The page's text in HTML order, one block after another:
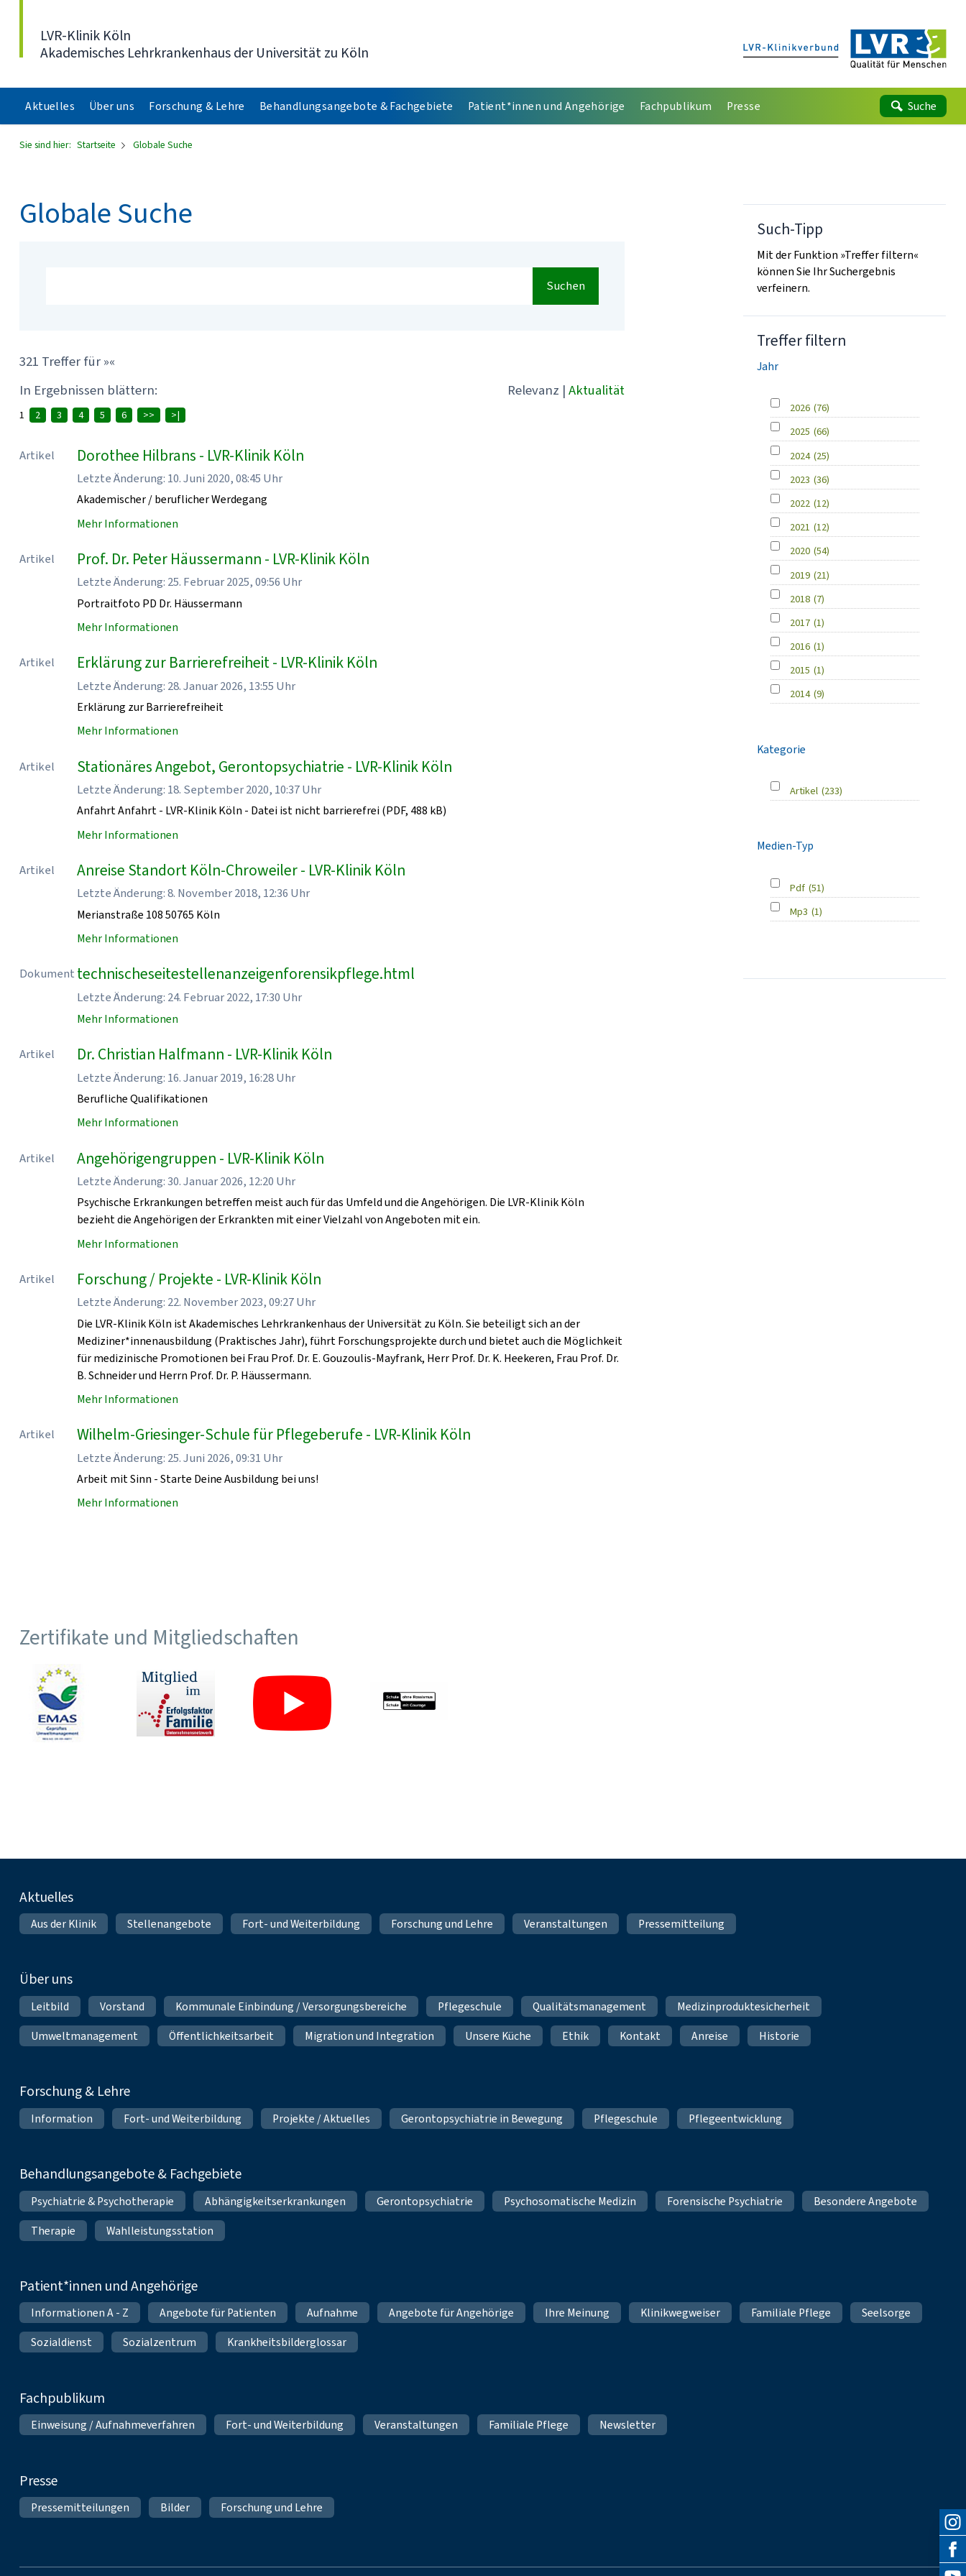
LVR-Klinik Köln
Akademisches Lehrkrankenhaus der Universität zu Köln
Aktuelles Über uns Forschung & Lehre Behandlungsangebote & Fachgebiete Patient*innen und Angehörige Fachpublikum Presse Suche
Sie sind hier: Startseite Globale Suche
Globale Suche
Suchen
321 Treffer für »«
In Ergebnissen blättern:
Relevanz | Aktualität
1 2 3 4 5 6 >> >|
Artikel Dorothee Hilbrans - LVR-Klinik Köln
Letzte Änderung: 10. Juni 2020, 08:45 Uhr
Akademischer / beruflicher Werdegang
Mehr Informationen
Artikel Prof. Dr. Peter Häussermann - LVR-Klinik Köln
Letzte Änderung: 25. Februar 2025, 09:56 Uhr
Portraitfoto PD Dr. Häussermann
Mehr Informationen
Artikel Erklärung zur Barrierefreiheit - LVR-Klinik Köln
Letzte Änderung: 28. Januar 2026, 13:55 Uhr
Erklärung zur Barrierefreiheit
Mehr Informationen
Artikel Stationäres Angebot, Gerontopsychiatrie - LVR-Klinik Köln
Letzte Änderung: 18. September 2020, 10:37 Uhr
Anfahrt Anfahrt - LVR-Klinik Köln - Datei ist nicht barrierefrei (PDF, 488 kB)
Mehr Informationen
Artikel Anreise Standort Köln-Chroweiler - LVR-Klinik Köln
Letzte Änderung: 8. November 2018, 12:36 Uhr
Merianstraße 108 50765 Köln
Mehr Informationen
Dokument technischeseitestellenanzeigenforensikpflege.html
Letzte Änderung: 24. Februar 2022, 17:30 Uhr
Mehr Informationen
Artikel Dr. Christian Halfmann - LVR-Klinik Köln
Letzte Änderung: 16. Januar 2019, 16:28 Uhr
Berufliche Qualifikationen
Mehr Informationen
Artikel Angehörigengruppen - LVR-Klinik Köln
Letzte Änderung: 30. Januar 2026, 12:20 Uhr
Psychische Erkrankungen betreffen meist auch für das Umfeld und die Angehörigen. Die LVR-Klinik Köln
bezieht die Angehörigen der Erkrankten mit einer Vielzahl von Angeboten mit ein.
Mehr Informationen
Artikel Forschung / Projekte - LVR-Klinik Köln
Letzte Änderung: 22. November 2023, 09:27 Uhr
Die LVR-Klinik Köln ist Akademisches Lehrkrankenhaus der Universität zu Köln. Sie beteiligt sich an der
Mediziner*innenausbildung (Praktisches Jahr), führt Forschungsprojekte durch und bietet auch die Möglichkeit
für medizinische Promotionen bei Frau Prof. Dr. E. Gouzoulis-Mayfrank, Herr Prof. Dr. K. Heekeren, Frau Prof. Dr.
B. Schneider und Herrn Prof. Dr. P. Häussermann.
Mehr Informationen
Artikel Wilhelm-Griesinger-Schule für Pflegeberufe - LVR-Klinik Köln
Letzte Änderung: 25. Juni 2026, 09:31 Uhr
Arbeit mit Sinn - Starte Deine Ausbildung bei uns!
Mehr Informationen
Such-Tipp
Mit der Funktion »Treffer filtern«
können Sie Ihr Suchergebnis
verfeinern.
Treffer filtern
Jahr
2026 (76)
2025 (66)
2024 (25)
2023 (36)
2022 (12)
2021 (12)
2020 (54)
2019 (21)
2018 (7)
2017 (1)
2016 (1)
2015 (1)
2014 (9)
Kategorie
Artikel (233)
Medien-Typ
Pdf (51)
Mp3 (1)
Zertifikate und Mitgliedschaften
Fußnavigation
Aktuelles
Aus der Klinik Stellenangebote Fort- und Weiterbildung Forschung und Lehre Veranstaltungen Pressemitteilung
Über uns
Leitbild Vorstand Kommunale Einbindung / Versorgungsbereiche Pflegeschule Qualitätsmanagement
Medizinproduktesicherheit
Umweltmanagement
Öffentlichkeitsarbeit Migration und Integration Unsere Küche Ethik Kontakt Anreise Historie
Forschung & Lehre
Information Fort- und Weiterbildung Projekte / Aktuelles Gerontopsychiatrie in Bewegung Pflegeschule Pflegeentwicklung
Behandlungsangebote & Fachgebiete
Psychiatrie & Psychotherapie Abhängigkeitserkrankungen Gerontopsychiatrie Psychosomatische Medizin Forensische Psychiatrie
Besondere Angebote
Therapie
Wahlleistungsstation
Patient*innen und Angehörige
Informationen A - Z Angebote für Patienten Aufnahme Angebote für Angehörige Ihre Meinung Klinikwegweiser Familiale Pflege
Seelsorge
Sozialdienst
Sozialzentrum Krankheitsbilderglossar
Fachpublikum
Einweisung / Aufnahmeverfahren Fort- und Weiterbildung Veranstaltungen Familiale Pflege Newsletter
Presse
Pressemitteilungen Bilder Forschung und Lehre